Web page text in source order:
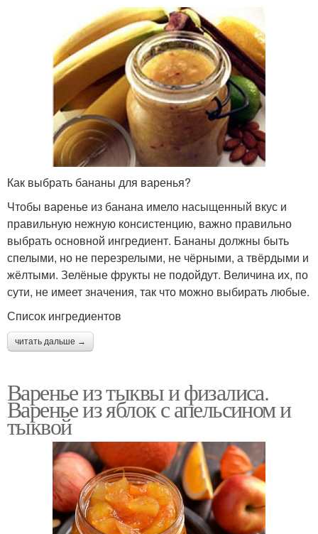
Как выбрать бананы для варенья?
Чтобы варенье из банана имело насыщенный вкус и
правильную нежную консистенцию, важно правильно
выбрать основной ингредиент. Бананы должны быть
спелыми, но не перезрелыми, не чёрными, а твёрдыми и
жёлтыми. Зелёные фрукты не подойдут. Величина их, по
сути, не имеет значения, так что можно выбирать любые.
Список ингредиентов
читать дальше →
Варенье из тыквы и физалиса.
Варенье из яблок с апельсином и
тыквой